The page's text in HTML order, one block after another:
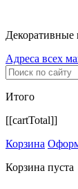
Декоративные
Адреса всех
Итого
[[cartTotal]]
Корзина
Корзина пуста